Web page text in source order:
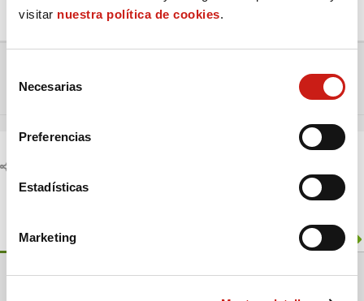
visitar nuestra política de cookies.
c
Necesarias
Preferencias
Estadísticas
Marketing
Anterior debate
Información del foro
3 Foros 599 Temas